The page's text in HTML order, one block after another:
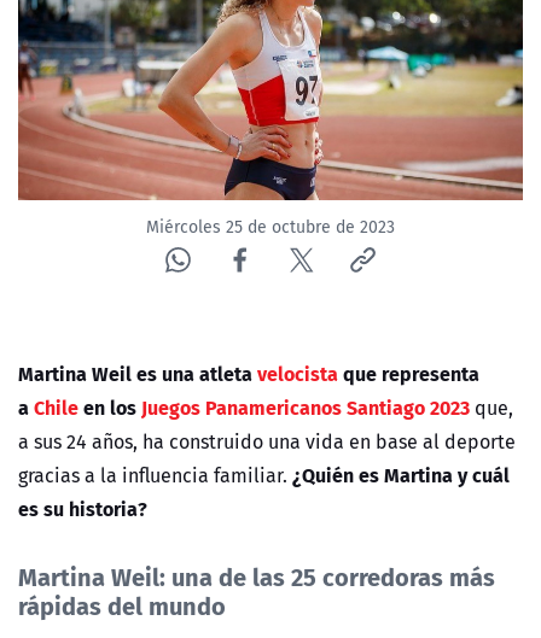
Miércoles 25 de octubre de 2023
Martina Weil es una atletavelocistaque representa
aChileen losJuegos Panamericanos Santiago 2023 que,
a sus 24 años, ha construido una vida en base al deporte
gracias a la influencia familiar. ¿Quién es Martina y cuál
es su historia?
Martina Weil: una de las 25 corredoras más
rápidas del mundo